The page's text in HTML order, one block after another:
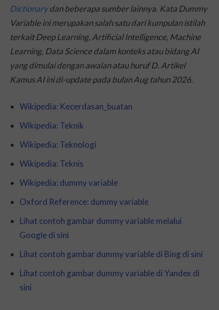
Dictionarydan beberapa sumber lainnya. Kata Dummy
Variable ini merupakan salah satu dari kumpulan istilah
terkait Deep Learning, Artificial Intelligence, Machine
Learning, Data Science dalam konteks atau bidang AI
yang dimulai dengan awalan atau huruf D. Artikel
Kamus AI ini di-updatepada bulan Aug tahun 2026.
Wikipedia: Kecerdasan_buatan
Wikipedia: Teknik
Wikipedia: Teknologi
Wikipedia: Teknis
Wikipedia: dummy variable
Oxford Reference: dummy variable
Lihat contoh gambar dummy variable melalui
Google di sini
Lihat contoh gambar dummy variable di Bing di sini
Lihat contoh gambar dummy variable di Yandex di
sini